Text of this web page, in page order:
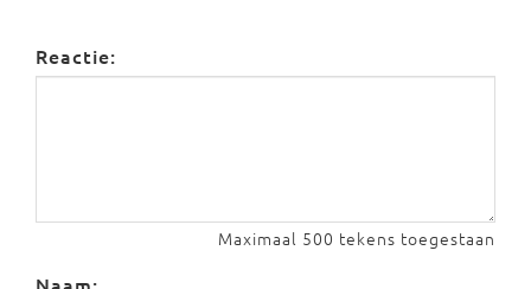
Reactie:
Maximaal 500 tekens toegestaan